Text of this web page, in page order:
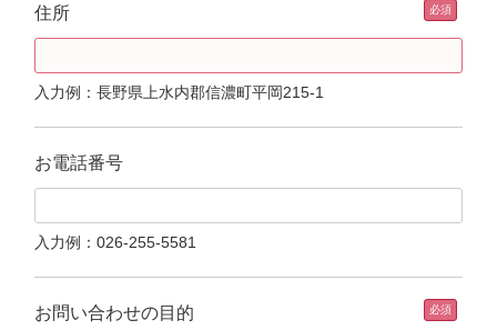
住所
入力例：長野県上水内郡信濃町平岡215-1
お電話番号
入力例：026-255-5581
お問い合わせの目的